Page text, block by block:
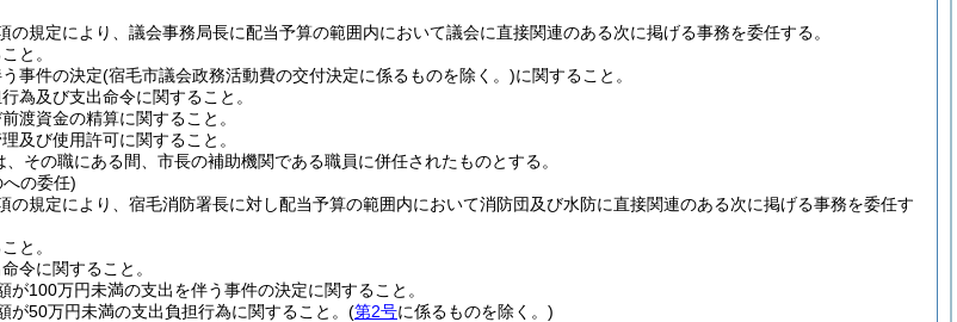
の規定により、議会事務局長に配当予算の範囲内において議会に直接関連のある次に掲げる事務を委任する。
と。
事件の決定(宿毛市議会政務活動費の交付決定に係るものを除く。)に関すること。
為及び支出命令に関すること。
渡資金の精算に関すること。
及び使用許可に関すること。
その職にある間、市長の補助機関である職員に併任されたものとする。
の委任)
の規定により、宿毛消防署長に対し配当予算の範囲内において消防団及び水防に直接関連のある次に掲げる事務を委任す
と。
令に関すること。
が100万円未満の支出を伴う事件の決定に関すること。
50万円未満の支出負担行為に関すること。 (第2号に係るものを除く。)